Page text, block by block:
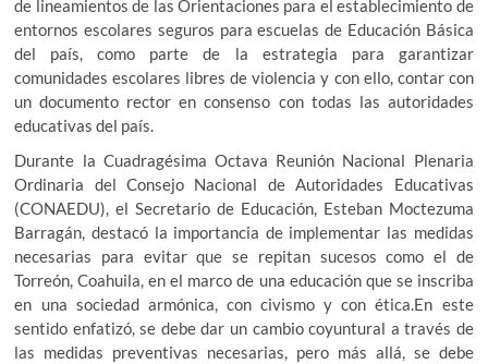
de lineamientos de las Orientaciones para el establecimiento de
entornos escolares seguros para escuelas de Educación Básica
del país, como parte de la estrategia para garantizar
comunidades escolares libres de violencia y con ello, contar con
un documento rector en consenso con todas las autoridades
educativas del país.
Durante la Cuadragésima Octava Reunión Nacional Plenaria
Ordinaria del Consejo Nacional de Autoridades Educativas
(CONAEDU), el Secretario de Educación, Esteban Moctezuma
Barragán, destacó la importancia de implementar las medidas
necesarias para evitar que se repitan sucesos como el de
Torreón, Coahuila, en el marco de una educación que se inscriba
en una sociedad armónica, con civismo y con ética.En este
sentido enfatizó, se debe dar un cambio coyuntural a través de
las medidas preventivas necesarias, pero más allá, se debe